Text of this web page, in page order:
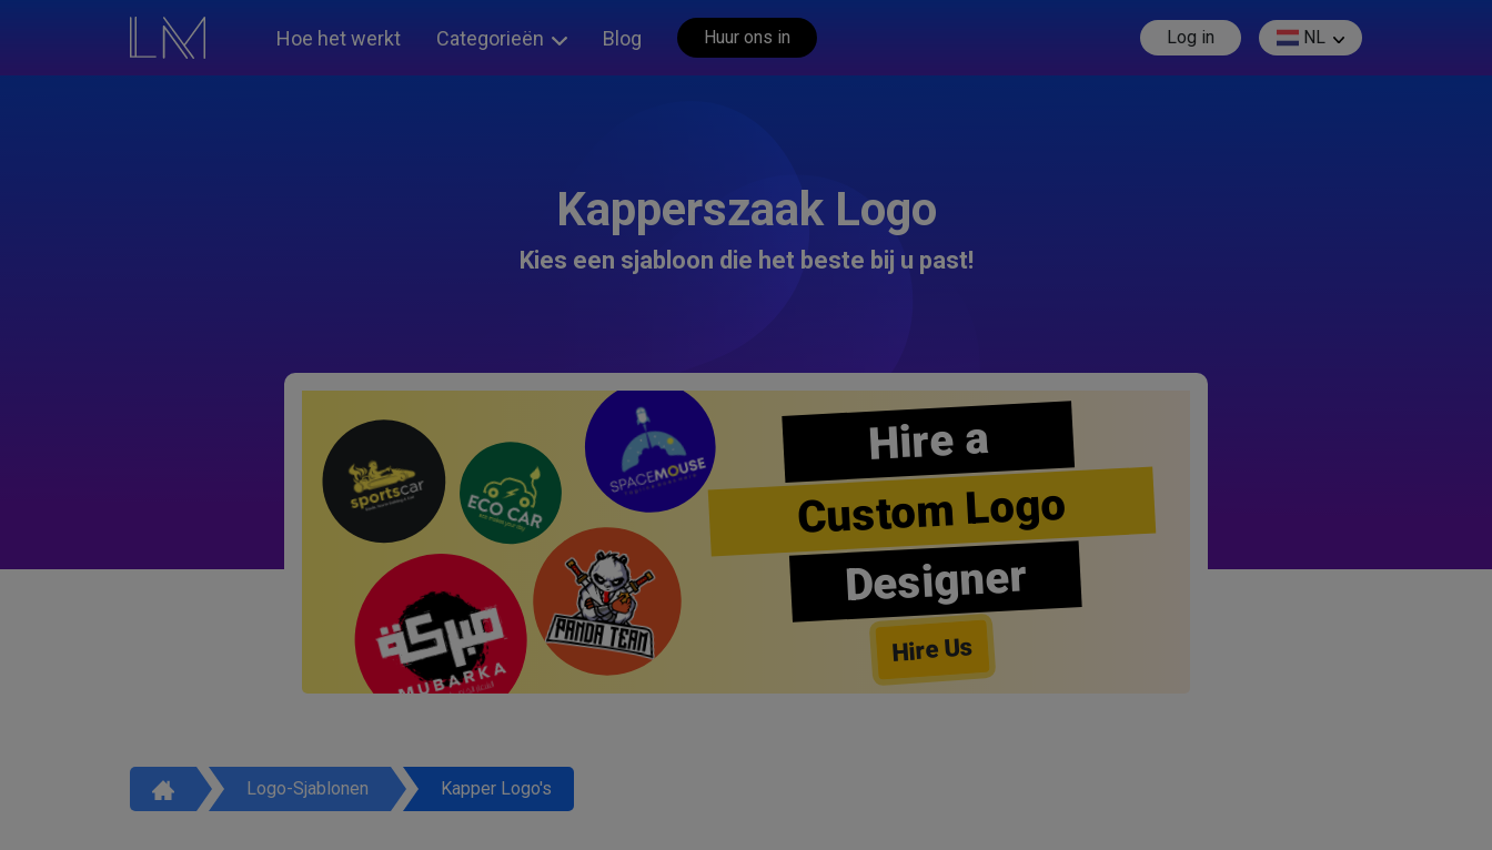
Hoe het werkt Categorieën Blog Huur ons in Log in NL
Kapperszaak Logo
Kies een sjabloon die het beste bij u past!
Hire a
Custom Logo
Designer
Hire Us
Logo-Sjablonen Kapper Logo's